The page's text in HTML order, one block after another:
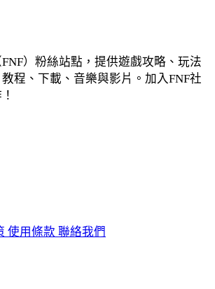
FNF）粉絲站點，提供遊戲攻略、玩法
程、下載、音樂與影片。加入FNF社
使用條款 聯絡我們